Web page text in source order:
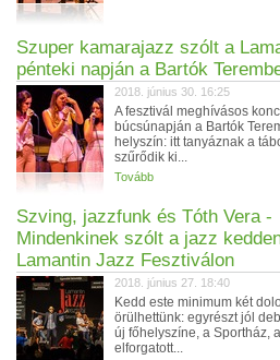
Szuper kamarajazz szólt a
pénteki napján a Bartók
2018. június 30. 16:25
A fesztivál meghívásos
búcsúnapján a Bartók
helyszín: itt tanyáznak a
szűrődik ki...
Tovább
Szving, jazzfunk és Tóth Vera -
Mindenkinek szólt a jazz
Lamantin Jazz Fesztiválon
2018. június 27. 18:40
Kedd este minimum két
örülhettünk: egyrészt jól
új főhelyszíne, a Sportház,
elforgatott...